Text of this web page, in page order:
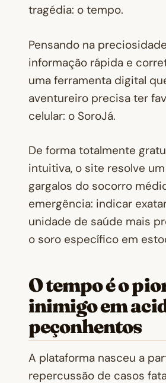
tragédia: o tempo.
Pensando na
informação rápida e
uma ferramenta digital
aventureiro precisa ter
celular: o SoroJá.
De forma totalmente
intuitiva, o site resolve
gargalos do socorro
emergência: indicar
unidade de saúde mais
o soro específico em
O tempo é o
inimigo em
peçonhentos
A plataforma nasceu a
repercussão de casos